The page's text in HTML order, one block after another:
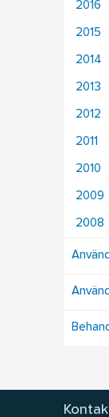
2016
2015
2014
2013
2012
2011
2010
2009
2008